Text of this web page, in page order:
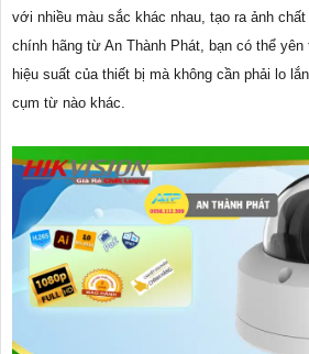
với nhiều màu sắc khác nhau, tạo ra ảnh
chính hãng từ An Thành Phát, bạn có thể
hiệu suất của thiết bị mà không cần phải lo
cụm từ nào khác.